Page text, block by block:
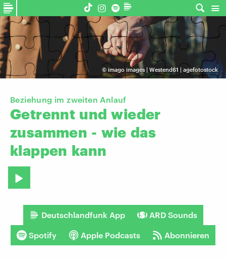
© imago images | Westend61 | agefotostock
Beziehung im zweiten Anlauf
Getrennt und wieder
zusammen - wie das
klappen kann
Deutschlandfunk App ARD Sounds
Spotify Apple Podcasts Abonnieren